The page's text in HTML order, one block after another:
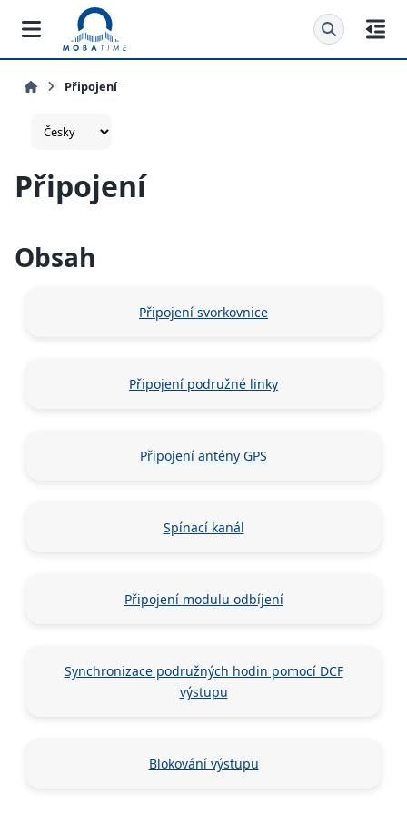
Připojení
Připojení
Obsah
Připojení svorkovnice
Připojení podružné linky
Připojení antény GPS
Spínací kanál
Připojení modulu odbíjení
Synchronizace podružných hodin pomocí DCF
výstupu
Blokování výstupu